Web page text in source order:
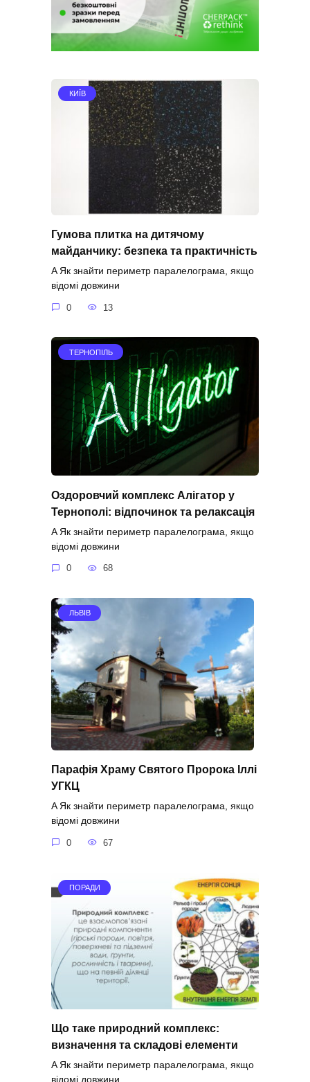
КИЇВ
Гумова плитка на дитячому
майданчику: безпека та практичність
A Як знайти периметр паралелограма, якщо
відомі довжини
0 13
ТЕРНОПІЛЬ
Оздоровчий комплекс Алігатор у
Тернополі: відпочинок та релаксація
A Як знайти периметр паралелограма, якщо
відомі довжини
0 68
ЛЬВІВ
Парафія Храму Святого Пророка Іллі
УГКЦ
A Як знайти периметр паралелограма, якщо
відомі довжини
0 67
ПОРАДИ
Що таке природний комплекс:
визначення та складові елементи
A Як знайти периметр паралелограма, якщо
відомі довжини